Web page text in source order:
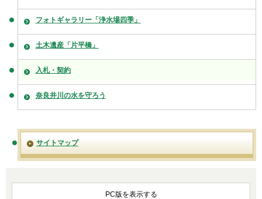
フォトギャラリー「浄水場四季」
土木遺産「片平橋」
入札・契約
奈良井川の水を守ろう
サイトマップ
PC版を表示する